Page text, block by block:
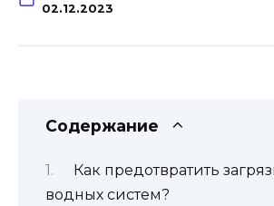
02.12.2023
Содержание
Как предотвратить
водных систем?